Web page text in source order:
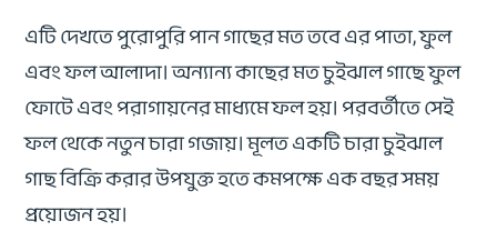
এটি দেখতে পুরোপুরি পান গাছের মত তবে এর পাতা, ফুল
এবং ফল আলাদা। অন্যান্য কাছের মত চুইঝাল গাছে ফুল
ফোটে এবং পরাগায়নের মাধ্যমে ফল হয়। পরবর্তীতে সেই
ফল থেকে নতুন চারা গজায়। মূলত একটি চারা চুইঝাল
গাছ বিক্রি করার উপযুক্ত হতে কমপক্ষে এক বছর সময়
প্রয়োজন হয়।